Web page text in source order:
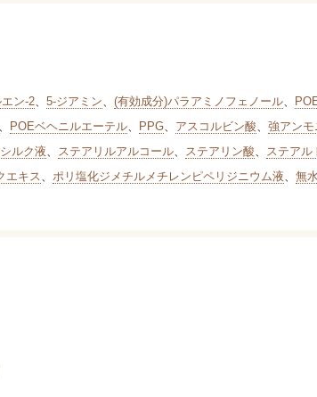
ン-2、 5-ジアミン、 (有効成分)パラアミノフェノール、
、 POEベヘニルエーテル、 PPG、 アスコルビン酸、 強アンモ
ルク液、 ステアリルアルコール、 ステアリン酸、 ステアル
エキス、 ポリ塩化ジメチルメチレンピペリジニウム液、 無